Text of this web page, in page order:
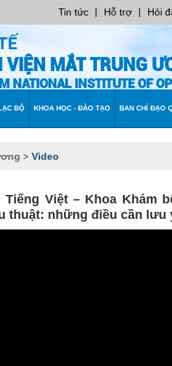
Tin tức | Hỗ trợ | Hỏi
VIỆN MẮT TRUNG
NATIONAL INSTITUTE OF
BỘ KHOA HỌC - ĐÀO TẠO BAN CHỈ ĐẠO
> Video
Việt – Khoa Khám
thuật: những điều cần lưu